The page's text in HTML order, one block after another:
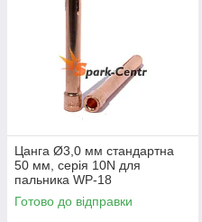
Цанга Ø3,0 мм стандартна
50 мм, серія 10N для
пальника WP-18
Готово до відправки